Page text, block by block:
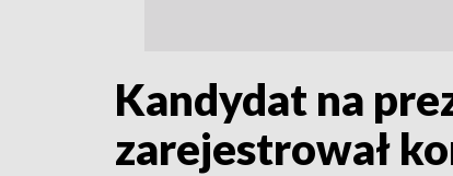
Kandydat na
zarejestrował